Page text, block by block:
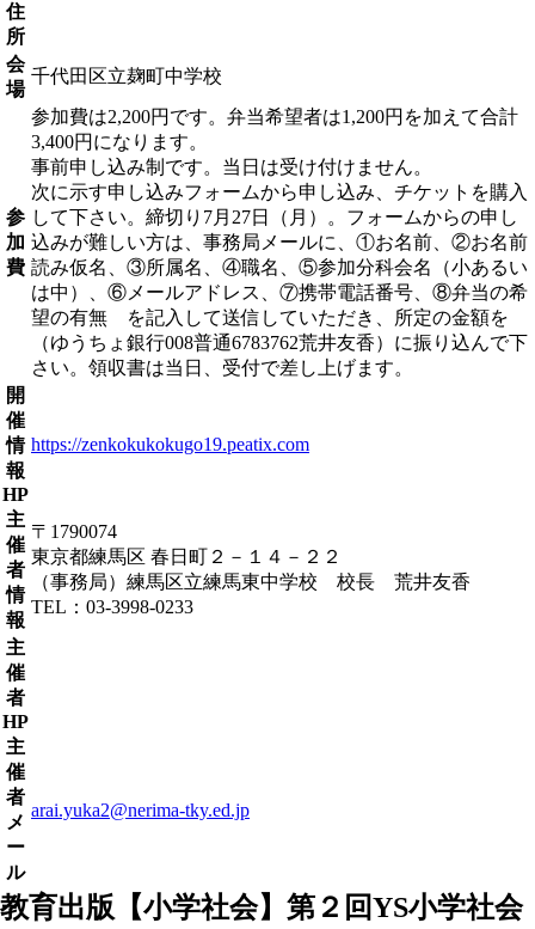
住
所
会
場
千代田区立麹町中学校
参
加
費
参加費は2,200円です。弁当希望者は1,200円を加えて合計
3,400円になります。
事前申し込み制です。当日は受け付けません。
次に示す申し込みフォームから申し込み、チケットを購入
して下さい。締切り7月27日（月）。フォームからの申し
込みが難しい方は、事務局メールに、①お名前、②お名前
読み仮名、③所属名、④職名、⑤参加分科会名（小あるい
は中）、⑥メールアドレス、⑦携帯電話番号、⑧弁当の希
望の有無 を記入して送信していただき、所定の金額を
（ゆうちょ銀行008普通6783762荒井友香）に振り込んで下
さい。領収書は当日、受付で差し上げます。
開
催
情
報
HP
https://zenkokukokugo19.peatix.com
主
催
者
情
報
〒1790074
東京都練馬区 春日町２－１４－２２
（事務局）練馬区立練馬東中学校 校長 荒井友香
TEL：03-3998-0233
主
催
者
HP
主
催
者
メ
ー
ル
arai.yuka2@nerima-tky.ed.jp
教育出版【小学社会】第２回YS小学社会